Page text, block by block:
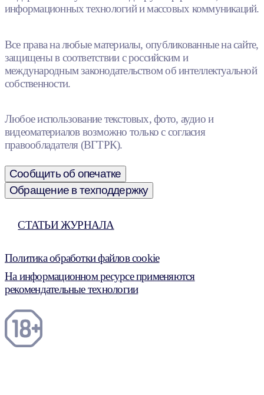
информационных технологий и массовых коммуникаций.
Все права на любые материалы, опубликованные на сайте,
защищены в соответствии с российским и
международным законодательством об интеллектуальной
собственности.
Любое использование текстовых, фото, аудио и
видеоматериалов возможно только с согласия
правообладателя (ВГТРК).
Сообщить об опечатке
Обращение в техподдержку
СТАТЬИ ЖУРНАЛА
Политика обработки файлов cookie
На информационном ресурсе применяются
рекомендательные технологии